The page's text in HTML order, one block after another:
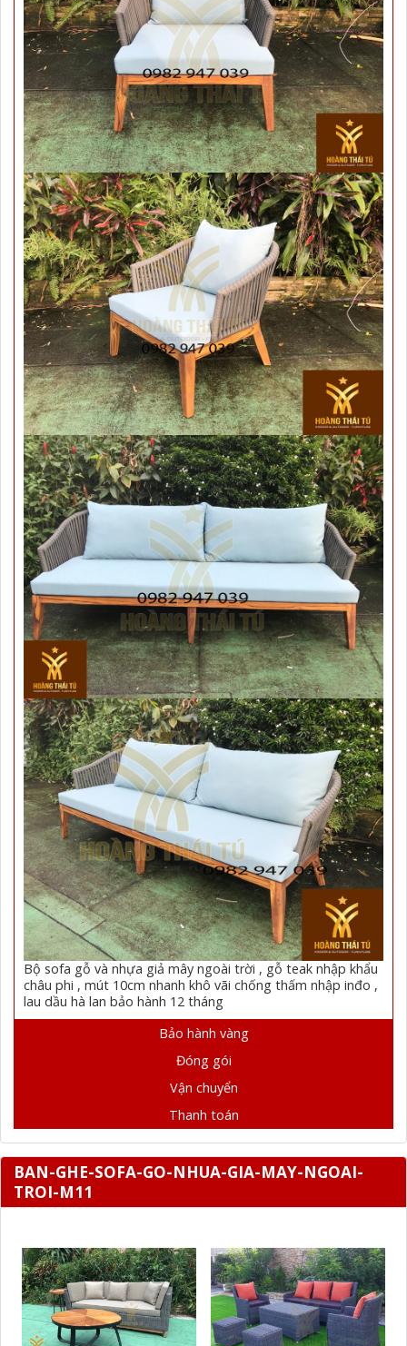
Bộ sofa gỗ và nhựa giả mây ngoài trời , gỗ teak nhập khẩu
châu phi , mút 10cm nhanh khô vãi chống thấm nhập inđo ,
lau dầu hà lan bảo hành 12 tháng
Bảo hành vàng
Đóng gói
Vận chuyển
Thanh toán
BAN-GHE-SOFA-GO-NHUA-GIA-MAY-NGOAI-
TROI-M11